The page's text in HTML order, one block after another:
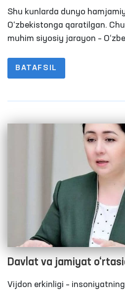
huquqiga ega
sharoitlar yaratilishi
Shu kunlarda dunyo
O‘zbekistonga qaratilgan.
muhim siyosiy jarayon –
start berildi. Mamlakatning
aynan ushbu siyosiy voqea
tanlagan nomzodga ovoz
BATAFSIL
Davlat va jamiyat
ko‘prik
Vijdon erkinligi –